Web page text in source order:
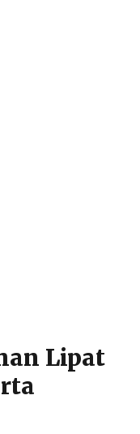
Lipat